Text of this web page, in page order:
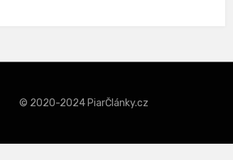
© 2020-2024 PiarČlánky.cz